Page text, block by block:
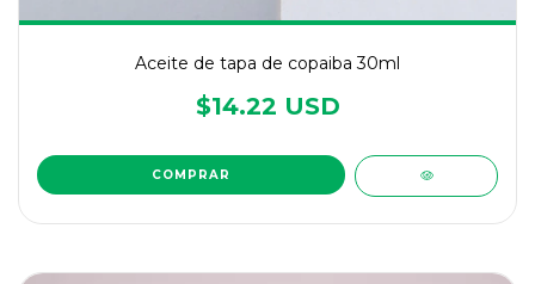
Aceite de tapa de copaiba 30ml
$14.22 USD